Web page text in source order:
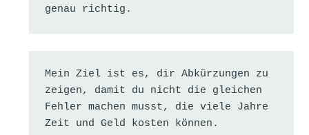
genau richtig.
Mein Ziel ist es, dir Abkürzungen zu
zeigen, damit du nicht die gleichen
Fehler machen musst, die viele Jahre
Zeit und Geld kosten können.